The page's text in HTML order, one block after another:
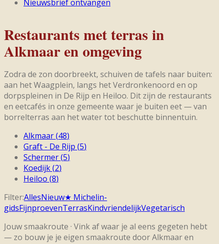
Nieuwsbrief ontvangen
Restaurants met terras in
Alkmaar en omgeving
Zodra de zon doorbreekt, schuiven de tafels naar buiten:
aan het Waagplein, langs het Verdronkenoord en op
dorpspleinen in De Rijp en Heiloo. Dit zijn de restaurants
en eetcafés in onze gemeente waar je buiten eet — van
borrelterras aan het water tot beschutte binnentuin.
Alkmaar(48)
Graft - De Rijp (5)
Schermer(5)
Koedijk(2)
Heiloo (8)
Filter:AllesNieuw★ Michelin-
gidsFijnproevenTerrasKindvriendelijkVegetarisch
Jouw smaakroute · Vink af waar je al eens gegeten hebt
— zo bouw je je eigen smaakroute door Alkmaar en